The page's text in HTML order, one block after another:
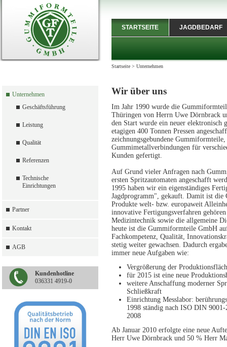
Unternehmen
Geschäftsführung
Leistung
Qualität
Referenzen
Technische
Einrichtungen
Partner
Kontakt
AGB
Kundenhotline
036331 4919-0
STARTSEITE JAGDBEDARF
Startseite > Unternehmen
Wir über uns
Im Jahr 1990 wurde die
Thüringen von Herrn Uwe Dörnbrack
den Start wurde ein neuer elektronisch
etagigen 400 Tonnen Pressen
zeichnungsgebundene
Gummimetallverbindungen für
Kunden gefertigt.
Auf Grund vieler Anfragen nach
ersten Spritzautomaten angeschafft
1995 haben wir ein eigenständiges
Jagdprogramm", gekauft. Damit ist
Produkte welt- bzw. europaweit
innovative Fertigungsverfahren
Medizintechnik sowie die allgemeine
heute ist die Gummiformteile GmbH
Fachkompetenz, Qualität,
stetig weiter gewachsen. Dadurch
immer neue Aufgaben wie:
Vergrößerung der
für 2015 ist eine neue
weitere Anschaffung moderner
Schließkraft
Einrichtung Messlabor:
1998 ständig nach ISO DIN
2008
Ab Januar 2010 erfolgte eine neue
Herr Uwe Dörnbrack und 50 % Herr